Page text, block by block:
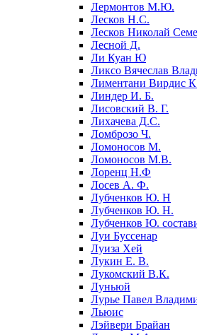
Лермонтов М.Ю.
Лесков Н.С.
Лесков Николай
Лесной Д.
Ли Куан Ю
Ликсо Вячеслав
Лиментани Вирдис
Линдер И. Б.
Лисовский В. Г.
Лихачева Д.С.
Ломброзо Ч.
Ломоносов М.
Ломоносов М.В.
Лоренц Н.Ф
Лосев А. Ф.
Лубченков Ю. Н
Лубченков Ю. Н.
Лубченков Ю.
Луи Буссенар
Луиза Хей
Лукин Е. В.
Лукомский В.К.
Луньюй
Лурье Павел
Льюис
Лэйвери Брайан